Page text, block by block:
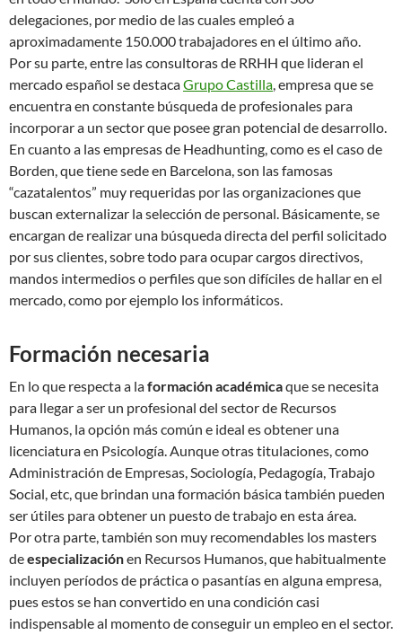
delegaciones, por medio de las cuales empleó a
aproximadamente 150.000 trabajadores en el último año.
Por su parte, entre las consultoras de RRHH que lideran el
mercado español se destacaGrupo Castilla, empresa que se
encuentra en constante búsqueda de profesionales para
incorporar a un sector que posee gran potencial de desarrollo.
En cuanto a las empresas de Headhunting, como es el caso de
Borden, que tiene sede en Barcelona, son las famosas
“cazatalentos” muy requeridas por las organizaciones que
buscan externalizar la selección de personal. Básicamente, se
encargan de realizar una búsqueda directa del perfil solicitado
por sus clientes, sobre todo para ocupar cargos directivos,
mandos intermedios o perfiles que son difíciles de hallar en el
mercado, como por ejemplo los informáticos.
Formación necesaria
En lo que respecta a laformación académicaque se necesita
para llegar a ser un profesional del sector de Recursos
Humanos, la opción más común e ideal es obtener una
licenciatura en Psicología. Aunque otras titulaciones, como
Administración de Empresas, Sociología, Pedagogía, Trabajo
Social, etc, que brindan una formación básica también pueden
ser útiles para obtener un puesto de trabajo en esta área.
Por otra parte, también son muy recomendables los masters
deespecializaciónen Recursos Humanos, que habitualmente
incluyen períodos de práctica o pasantías en alguna empresa,
pues estos se han convertido en una condición casi
indispensable al momento de conseguir un empleo en el sector.